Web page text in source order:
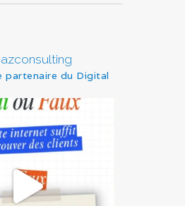
partenaire du Digital